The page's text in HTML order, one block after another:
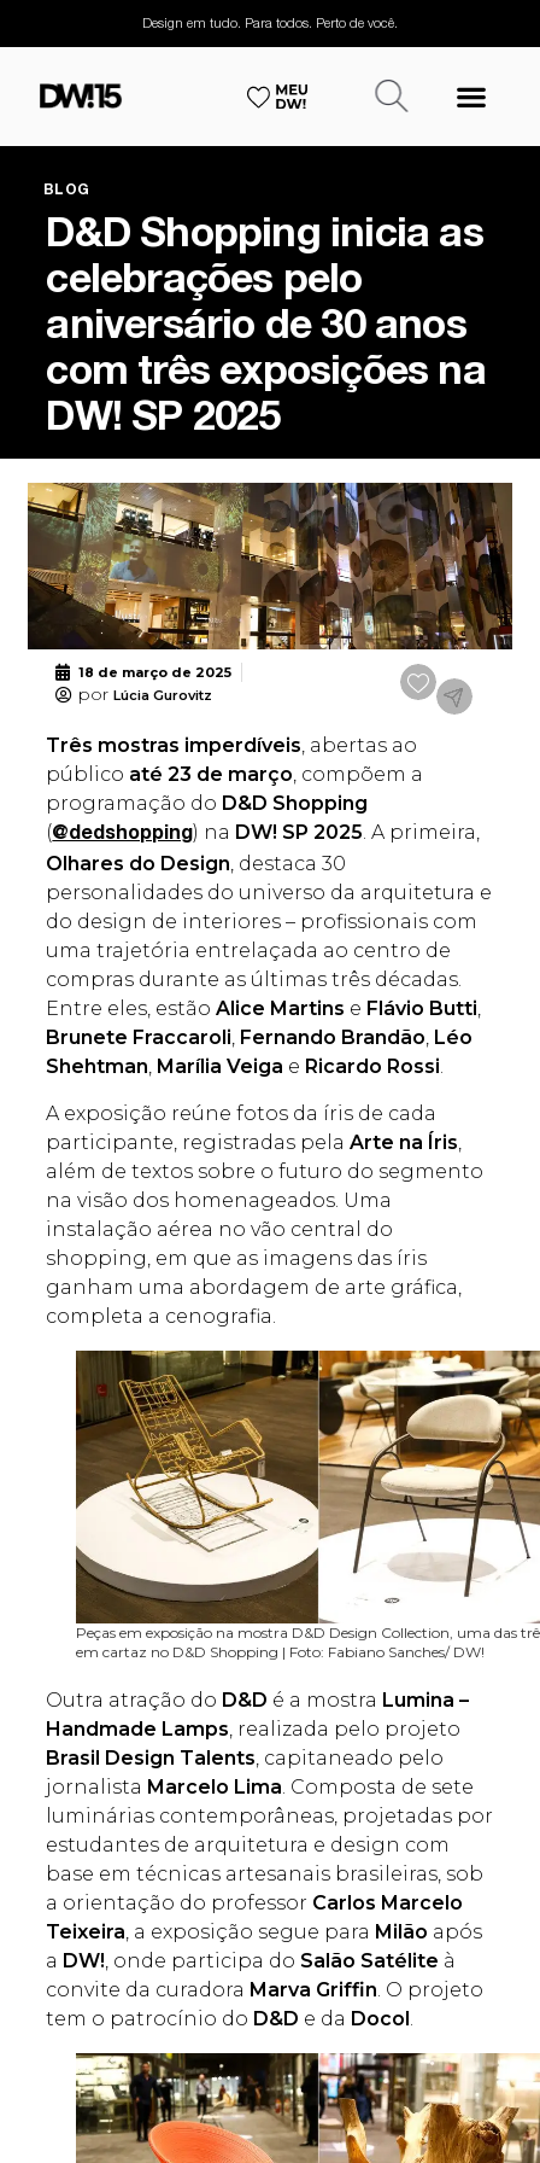
Design em tudo. Para todos. Perto de você.
BLOG
D&D Shopping inicia as
celebrações pelo
aniversário de 30 anos
com três exposições na
DW! SP 2025
18 de março de 2025
por Lúcia Gurovitz
Três mostras imperdíveis, abertas ao
público até 23 de março, compõem a
programação do D&D Shopping
(@dedshopping) na DW! SP 2025. A primeira,
Olhares do Design, destaca 30
personalidades do universo da arquitetura e
do design de interiores – profissionais com
uma trajetória entrelaçada ao centro de
compras durante as últimas três décadas.
Entre eles, estãoAlice Martins e Flávio Butti,
Brunete Fraccaroli, Fernando Brandão, Léo
Shehtman, Marília Veiga e Ricardo Rossi.
A exposição reúne fotos da íris de cada
participante, registradas pelaArte na Íris,
além de textos sobre o futuro do segmento
na visão dos homenageados. Uma
instalação aérea no vão central do
shopping, em que as imagens das íris
ganham uma abordagem de arte gráfica,
completa a cenografia.
Peças em exposição na mostra D&D Design Collection, uma das
em cartaz no D&D Shopping | Foto: Fabiano Sanches/ DW!
Outra atração do D&D é a mostra Lumina –
Handmade Lamps, realizada pelo projeto
Brasil Design Talents, capitaneado pelo
jornalista Marcelo Lima. Composta de sete
luminárias contemporâneas, projetadas por
estudantes de arquitetura e design com
base em técnicas artesanais brasileiras, sob
a orientação do professor Carlos Marcelo
Teixeira, a exposição segue para Milão após
a DW!, onde participa do Salão Satélite à
convite da curadora Marva Griffin. O projeto
tem o patrocínio do D&D e da Docol.